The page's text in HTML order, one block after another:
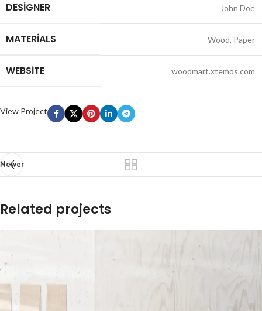
DESIGNER John Doe
MATERIALS Wood, Paper
WEBSITE woodmart.xtemos.com
View Project
Newer
Related projects